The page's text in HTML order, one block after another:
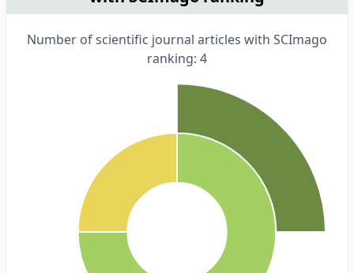
Number of scientific journal articles with SCImago
ranking: 4